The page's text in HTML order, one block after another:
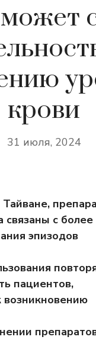
крови
31 июля, 2024
с более
эпизодов
пациентов,